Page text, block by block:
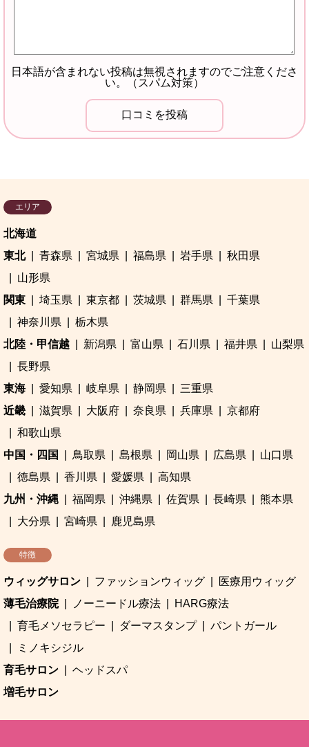
日本語が含まれない投稿は無視されますのでご注意くださ
い。（スパム対策）
エリア
北海道
東北
青森県 宮城県 福島県 岩手県
秋田県
山形県
関東
埼玉県 東京都 茨城県 群馬県
千葉県
神奈川県
栃木県
北陸・甲信越
新潟県 富山県 石川県 福井県
山梨県
長野県
東海
愛知県 岐阜県 静岡県
三重県
近畿
滋賀県 大阪府 奈良県 兵庫県
京都府
和歌山県
中国・四国
鳥取県 島根県 岡山県 広島県
山口県
徳島県
香川県 愛媛県
高知県
九州・沖縄
福岡県 沖縄県 佐賀県 長崎県
熊本県
大分県
宮崎県 鹿児島県
特徴
ウィッグサロン ファッションウィッグ
医療用ウィッグ
薄毛治療院
ノーニードル療法
HARG療法
育毛メソセラピー
ダーマスタンプ
パントガール
ミノキシジル
育毛サロン
ヘッドスパ
増毛サロン